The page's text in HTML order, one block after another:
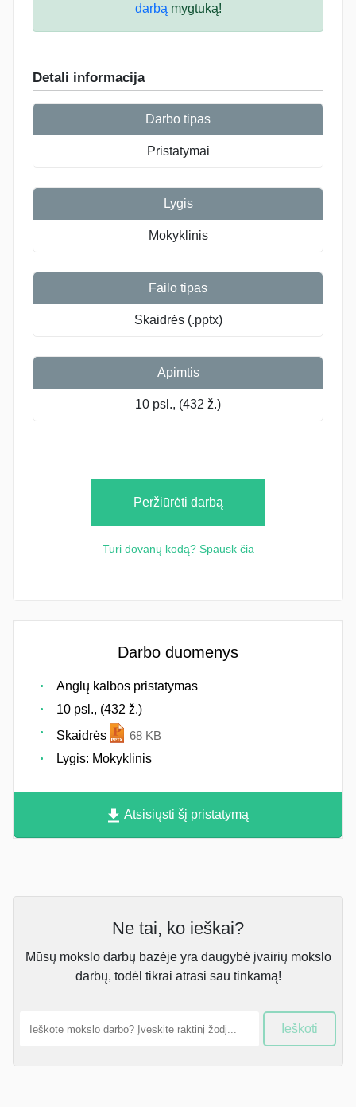
darbą mygtuką!
Detali informacija
Darbo tipas
Pristatymai
Lygis
Mokyklinis
Failo tipas
Skaidrės (.pptx)
Apimtis
10 psl., (432 ž.)
Peržiūrėti darbą
Turi dovanų kodą? Spausk čia
Darbo duomenys
Anglų kalbos pristatymas
10 psl., (432 ž.)
Skaidrės
68 KB
Lygis: Mokyklinis
Atsisiųsti šį pristatymą
Ne tai, ko ieškai?
Mūsų mokslo darbų bazėje yra daugybė įvairių mokslo
darbų, todėl tikrai atrasi sau tinkamą!
Ieškoti